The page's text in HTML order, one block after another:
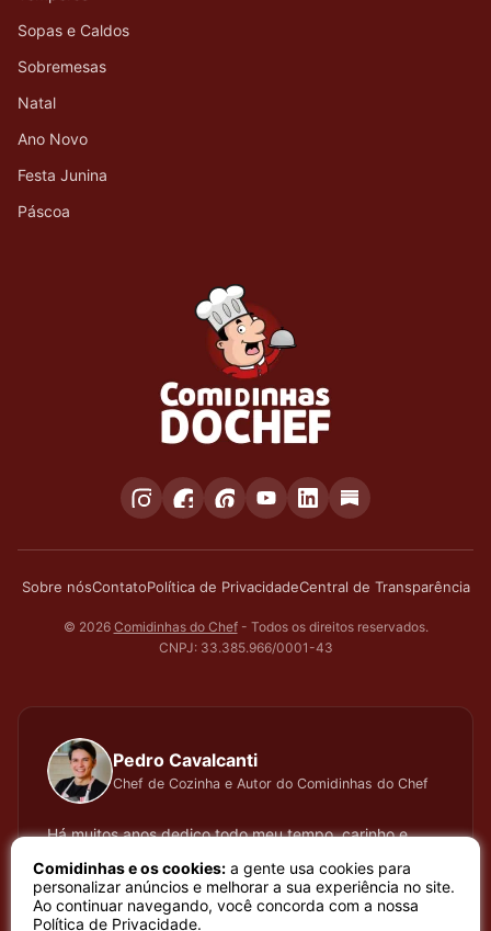
Sopas e Caldos
Sobremesas
Natal
Ano Novo
Festa Junina
Páscoa
Sobre nósContatoPolítica de PrivacidadeCentral de Transparência
© 2026 Comidinhas do Chef- Todos os direitos reservados.
CNPJ: 33.385.966/0001-43
Pedro Cavalcanti
Chef de Cozinha e Autor do Comidinhas do Chef
Há muitos anos dedico todo meu tempo, carinho e
atenção, testando cada receita que apresento, meu
trabalho é baseado em sentimento de amor e bem
estar que a arte de cozinhar proporciona. Meu nome é
Comidinhas e os cookies: a gente usa cookies para
personalizar anúncios e melhorar a sua experiência no site.
Ao continuar navegando, você concorda com a nossa
Política de Privacidade.